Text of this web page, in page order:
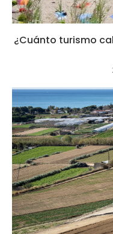
¿Cuánto turismo